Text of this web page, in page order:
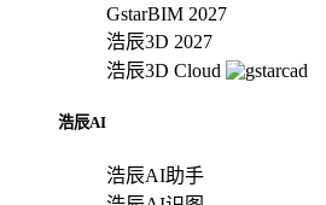
GstarBIM 2027
浩辰3D 2027
浩辰3D Cloud
浩辰AI
浩辰AI助手